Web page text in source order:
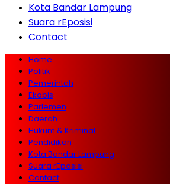
Kota Bandar Lampung
Suara rEposisi
Contact
Home
Politik
Pemerintah
Ekobis
Parlemen
Daerah
Hukum & Kriminal
Pendidikan
Kota Bandar Lampung
Suara rEposisi
Contact